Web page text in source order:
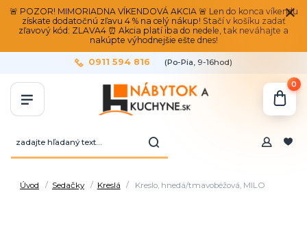
🚨 POZOR! MIMORIADNA VÍKENDOVÁ AKCIA 🚨 Len do konca víkendu
získate dodatočnú zľavu 4 % na celý nákup! Stačí v košíku zadať
zľavový kód: ZLAVA4 ⏰ Akcia platí iba do nedele, tak neváhajte a
nakúpte výhodnejšie ešte dnes!
0911 594 816 (Po-Pia, 9-16hod)
0
Úvod Sedačky Kreslá Kreslo, hnedá/tmavobéžová, MILO